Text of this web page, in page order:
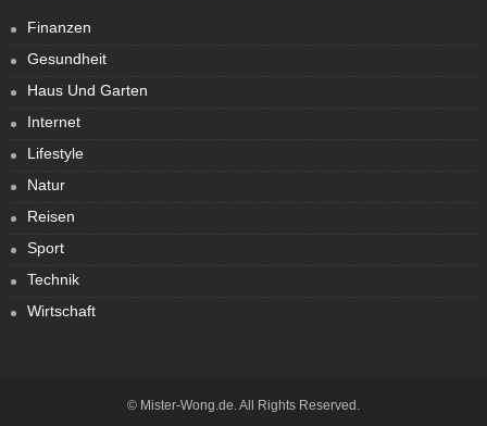
Finanzen
Gesundheit
Haus Und Garten
Internet
Lifestyle
Natur
Reisen
Sport
Technik
Wirtschaft
© Mister-Wong.de. All Rights Reserved.